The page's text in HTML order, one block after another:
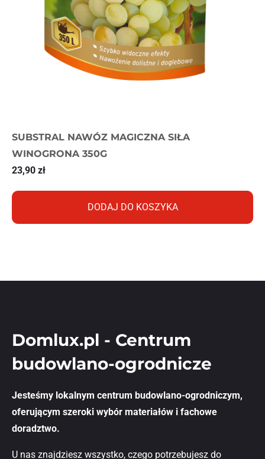
SUBSTRAL NAWÓZ MAGICZNA SIŁA
WINOGRONA 350G
23,90 zł
DODAJ DO KOSZYKA
Domlux.pl - Centrum
budowlano-ogrodnicze
Jesteśmy lokalnym centrum budowlano-ogrodniczym,
oferującym szeroki wybór materiałów i fachowe
doradztwo.
U nas znajdziesz wszystko, czego potrzebujesz do